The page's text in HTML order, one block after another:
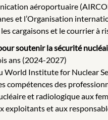
aéroportuaire
et l’Organisation
cargaisons et le courrier
soutenir la sécurité
ans (2024-2027)
World Institute for Nuclear
compétences des
et radiologique aux
exploitants et aux